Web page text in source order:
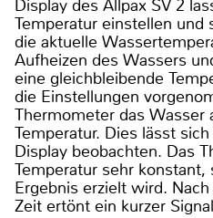
Display des Allpax SV 2
Temperatur einstellen
die aktuelle
Aufheizen des Wassers
eine gleichbleibende
die Einstellungen
Thermometer das Wasser
Temperatur. Dies lässt
Display beobachten. Das
Temperatur sehr
Ergebnis erzielt wird.
Zeit ertönt ein kurzer